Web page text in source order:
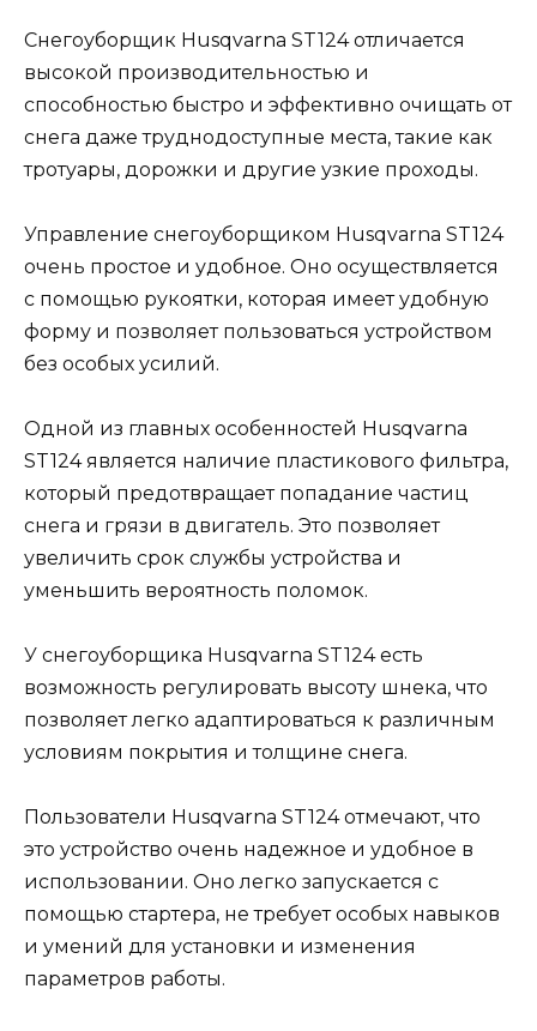
Снегоуборщик Husqvarna ST124 отличается
высокой производительностью и
способностью быстро и эффективно очищать от
снега даже труднодоступные места, такие как
тротуары, дорожки и другие узкие проходы.
Управление снегоуборщиком Husqvarna ST124
очень простое и удобное. Оно осуществляется
с помощью рукоятки, которая имеет удобную
форму и позволяет пользоваться устройством
без особых усилий.
Одной из главных особенностей Husqvarna
ST124 является наличие пластикового фильтра,
который предотвращает попадание частиц
снега и грязи в двигатель. Это позволяет
увеличить срок службы устройства и
уменьшить вероятность поломок.
У снегоуборщика Husqvarna ST124 есть
возможность регулировать высоту шнека, что
позволяет легко адаптироваться к различным
условиям покрытия и толщине снега.
Пользователи Husqvarna ST124 отмечают, что
это устройство очень надежное и удобное в
использовании. Оно легко запускается с
помощью стартера, не требует особых навыков
и умений для установки и изменения
параметров работы.